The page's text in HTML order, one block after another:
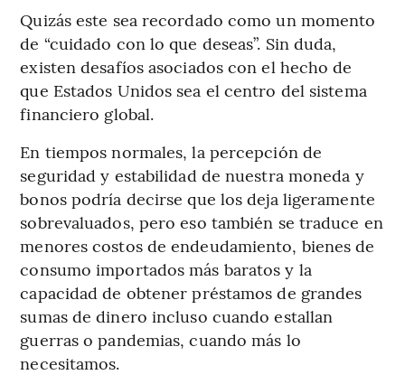
Quizás este sea recordado como un momento
de “cuidado con lo que deseas”. Sin duda,
existen desafíos asociados con el hecho de
que Estados Unidos sea el centro del sistema
financiero global.
En tiempos normales, la percepción de
seguridad y estabilidad de nuestra moneda y
bonos podría decirse que los deja ligeramente
sobrevaluados, pero eso también se traduce en
menores costos de endeudamiento, bienes de
consumo importados más baratos y la
capacidad de obtener préstamos de grandes
sumas de dinero incluso cuando estallan
guerras o pandemias, cuando más lo
necesitamos.